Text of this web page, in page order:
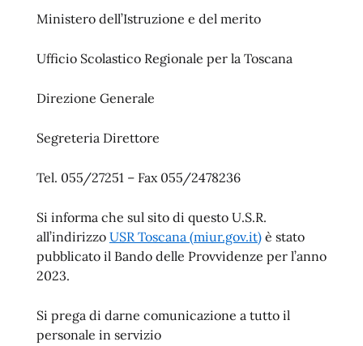
Ministero dell’Istruzione e del merito
Ufficio Scolastico Regionale per la Toscana
Direzione Generale
Segreteria Direttore
Tel. 055/27251 – Fax 055/2478236
Si informa che sul sito di questo U.S.R.
all’indirizzo USR Toscana (miur.gov.it) è stato
pubblicato il Bando delle Provvidenze per l’anno
2023.
Si prega di darne comunicazione a tutto il
personale in servizio